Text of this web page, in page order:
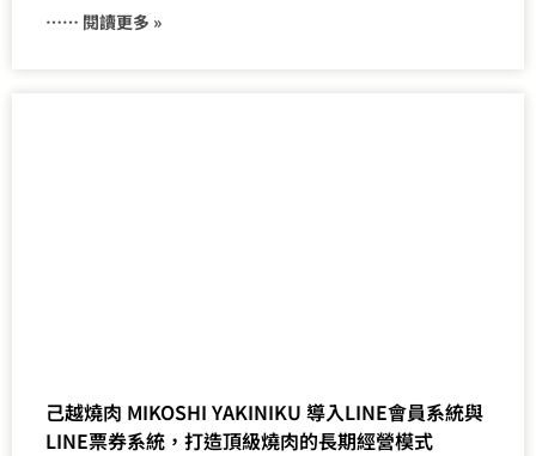
⋯⋯ 閱讀更多 »
己越燒肉 MIKOSHI YAKINIKU 導入LINE會員系統與
LINE票券系統，打造頂級燒肉的長期經營模式